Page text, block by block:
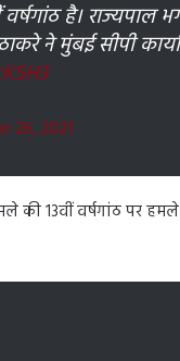
है। राज्यपाल
ने मुंबई सीपी
26, 2021
की 13वीं वर्षगांठ पर